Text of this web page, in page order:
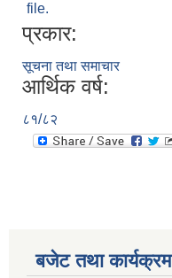
file.
प्रकार:
सूचना तथा समाचार
आर्थिक वर्ष:
८१/८२
बजेट तथा कार्यक्रम